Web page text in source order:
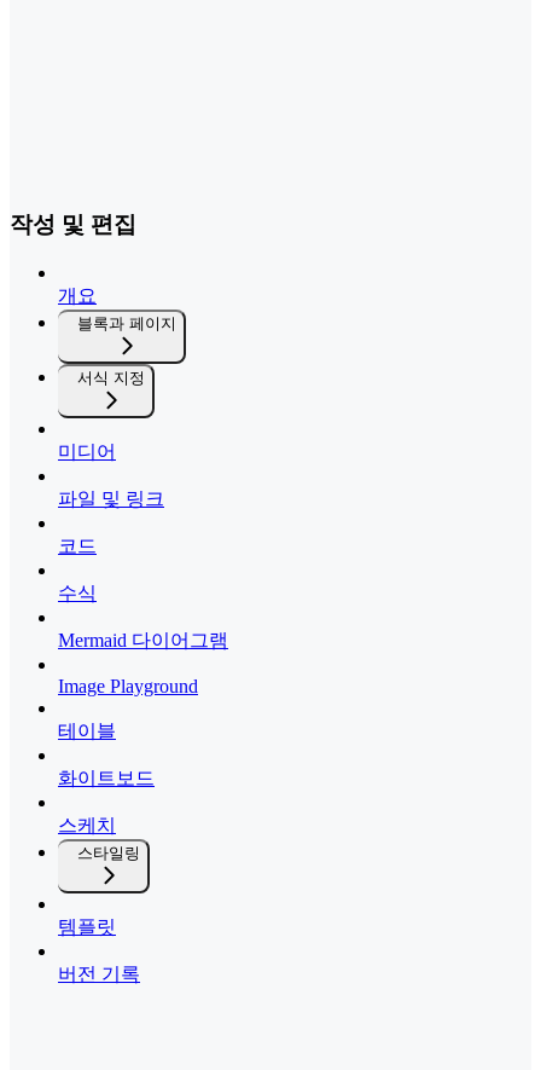
작성 및 편집
개요
블록과 페이지
서식 지정
미디어
파일 및 링크
코드
수식
Mermaid 다이어그램
Image Playground
테이블
화이트보드
스케치
스타일링
템플릿
버전 기록